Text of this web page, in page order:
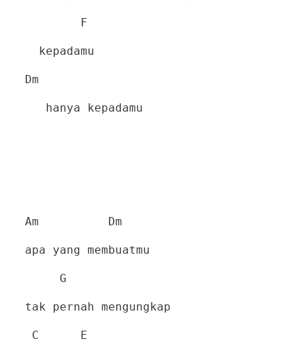
F
kepadamu
Dm
hanya kepadamu
Am Dm
apa yang membuatmu
G
tak pernah mengungkap
C E